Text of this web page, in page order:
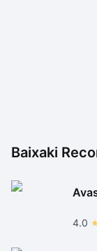
Baixaki
4.0